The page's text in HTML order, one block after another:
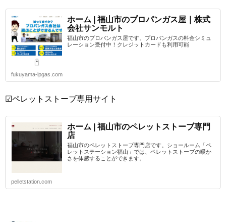
ホーム | 福山市のプロパンガス屋｜株式
会社サンモルト
福山市のプロパンガス屋です。プロパンガスの料金シミュ
レーション受付中！クレジットカードも利用可能
fukuyama-lpgas.com
☑ペレットストーブ専用サイト
ホーム | 福山市のペレットストーブ専門
店
福山市のペレットストーブ専門店です。ショールーム「ペ
レットステーション福山」では、ペレットストーブの暖か
さを体感することができます。
pelletstation.com